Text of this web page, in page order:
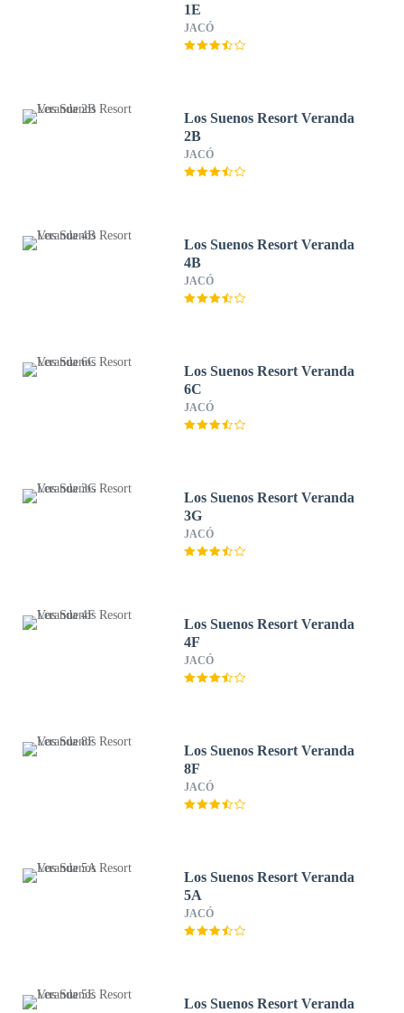
1E
JACÓ
Los Suenos Resort Veranda
2B
JACÓ
Los Suenos Resort Veranda
4B
JACÓ
Los Suenos Resort Veranda
6C
JACÓ
Los Suenos Resort Veranda
3G
JACÓ
Los Suenos Resort Veranda
4F
JACÓ
Los Suenos Resort Veranda
8F
JACÓ
Los Suenos Resort Veranda
5A
JACÓ
Los Suenos Resort Veranda